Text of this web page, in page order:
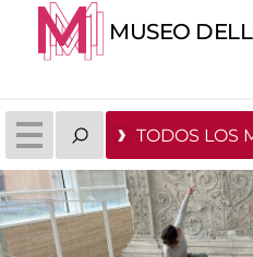
MUSEO
TODOS LOS